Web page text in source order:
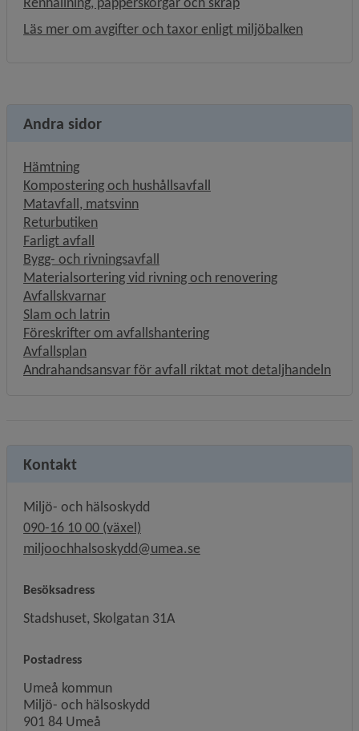
Läs mer om avgifter och taxor enligt miljöbalken
Andra sidor
Hämtning
Kompostering och hushållsavfall
Matavfall, matsvinn
Returbutiken
Farligt avfall
Bygg- och rivningsavfall
Materialsortering vid rivning och renovering
Avfallskvarnar
Slam och latrin
Föreskrifter om avfallshantering
Avfallsplan
Andrahandsansvar för avfall riktat mot detaljhandeln
Kontakt
Miljö- och hälsoskydd
090-16 10 00 (växel)
miljoochhalsoskydd@umea.se
Besöksadress
Stadshuset, Skolgatan 31A
Postadress
Umeå kommun
Miljö- och hälsoskydd
901 84 Umeå